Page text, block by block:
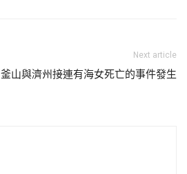
Next article
釜山與濟州接連有海女死亡的事件發生